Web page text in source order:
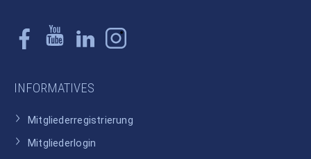
INFORMATIVES
Mitgliederregistrierung
Mitgliederlogin